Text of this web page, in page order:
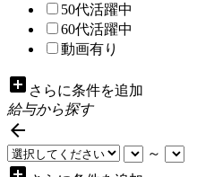
50代活躍中
60代活躍中
動画有り
add_box さらに条件を追加
給与から探す

～